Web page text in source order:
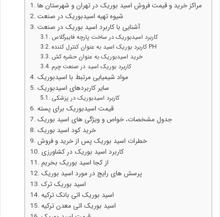
مراکز خرید و قیمت فروش اسید بوریک در تهران و شهرستان‌ ها
شیوه تهیه اسیدبوریک در صنعت
آشنایی با کاربرد اسید بوریک در صنعت
کاربرد اسیدبوریک در ساخت پارچه فایبرگلاس
کاربرد بوریک اسید به عنوان کنترل کننده PH
خرید اسیدبوریک به عنوان حشره کش
کاربرد بوریک اسید در صنعت چرم
مواد شیمیایی مرتبط با اسیدبوریک
سایر کاربردهای اسیدبوریک
کاربرد اسیدبوریک در پزشکی
قیمت اسیدبوریک برای پسته
جدول مشخصات، خواص و ویژگی های اسید بوریک
خرید کود اسید بوریک
خطرات اسید بوریک پس از خرید و فروش
کاربرد اسید بوریک در کشاورزی
از کجا اسید بوریک بخریم
پرسش های رایج در مورد اسید بوریک
اسید بوریک ترک
اسید بوریک اتی بانک ترکیه
اسید بوریک اتی معدن ترکیه